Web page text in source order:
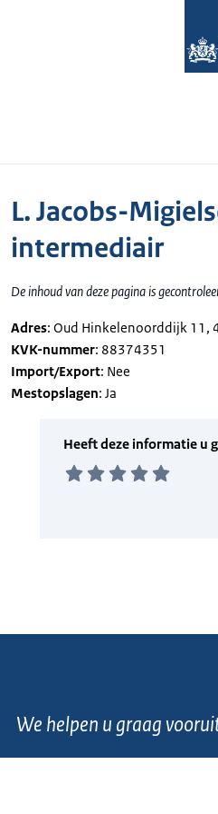
L. Jacobs-
intermediair
De inhoud van deze pagina is
Adres: Oud Hinkelenoorddijk 11,
KVK-nummer: 88374351
Import/Export: Nee
Mestopslagen: Ja
We helpen u graag